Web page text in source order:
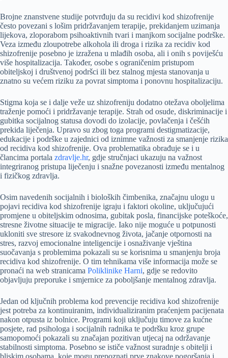
Brojne znanstvene studije potvrđuju da su recidivi kod shizofrenije
često povezani s lošim pridržavanjem terapije, prekidanjem uzimanja
lijekova, zloporabom psihoaktivnih tvari i manjkom socijalne podrške.
Veza između zloupotrebe alkohola ili droga i rizika za recidiv kod
shizofrenije posebno je izražena u mlađih osoba, ali i onih s poviješću
više hospitalizacija. Također, osobe s ograničenim pristupom
obiteljskoj i društvenoj podršci ili bez stalnog mjesta stanovanja u
znatno su većem riziku za povrat simptoma i ponovnu hospitalizaciju.
Stigma koja se i dalje veže uz shizofreniju dodatno otežava oboljelima
traženje pomoći i pridržavanje terapije. Strah od osude, diskriminacije i
gubitka socijalnog statusa dovodi do izolacije, povlačenja i češćih
prekida liječenja. Upravo su zbog toga programi destigmatizacije,
edukacije i podrške u zajednici od iznimne važnosti za smanjenje rizika
od recidiva kod shizofrenije. Ova problematika obrađuje se i u
člancima portala zdravlje.hr, gdje stručnjaci ukazuju na važnost
integriranog pristupa liječenju i snažne povezanosti između mentalnog
i fizičkog zdravlja.
Osim navedenih socijalnih i bioloških čimbenika, značajnu ulogu u
pojavi recidiva kod shizofrenije igraju i faktori okoline, uključujući
promjene u obiteljskim odnosima, gubitak posla, financijske poteškoće,
stresne životne situacije te migracije. Iako nije moguće u potpunosti
ukloniti sve stresore iz svakodnevnog života, jačanje otpornosti na
stres, razvoj emocionalne inteligencije i osnaživanje vještina
suočavanja s problemima pokazali su se korisnima u smanjenju broja
recidiva kod shizofrenije. O tim tehnikama više informacija može se
pronaći na web stranicama Poliklinike Harni, gdje se redovito
objavljuju preporuke i smjernice za poboljšanje mentalnog zdravlja.
Jedan od ključnih problema kod prevencije recidiva kod shizofrenije
jest potreba za kontinuiranim, individualiziranim praćenjem pacijenata
nakon otpusta iz bolnice. Programi koji uključuju timove za kućne
posjete, rad psihologa i socijalnih radnika te podršku kroz grupe
samopomoći pokazali su značajan pozitivan utjecaj na održavanje
stabilnosti simptoma. Posebno se ističe važnost suradnje s obitelji i
bliskim osobama, koje mogu prepoznati prve znakove pogoršanja i